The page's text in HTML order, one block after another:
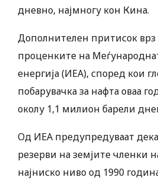
дневно, најмногу кон Кина.
Дополнителен притисок врз
проценките на
енергија (ИЕА), според кои
побарувачка за нафта оваа
околу 1,1 милион барели
Од ИЕА предупредуваат
резерви на земјите членки
најниско ниво од 1990